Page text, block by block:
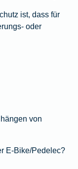
ist, dass für
oder
von
E-Bike/Pedelec?